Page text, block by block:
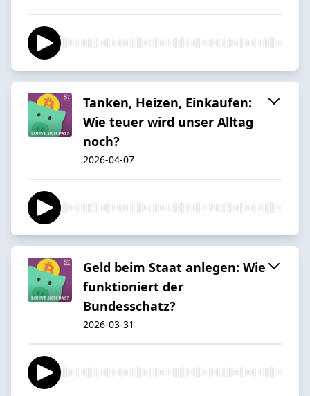
Tanken, Heizen, Einkaufen:
Wie teuer wird unser Alltag
noch?
2026-04-07
Geld beim Staat anlegen: Wie
funktioniert der
Bundesschatz?
2026-03-31